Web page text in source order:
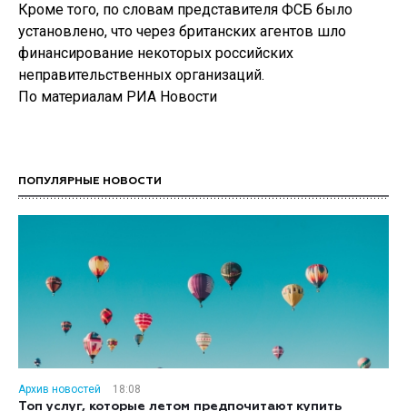
Кроме того, по словам представителя ФСБ было
установлено, что через британских агентов шло
финансирование некоторых российских
неправительственных организаций.
По материалам РИА Новости
ПОПУЛЯРНЫЕ НОВОСТИ
Архив новостей
18:08
Топ услуг, которые летом предпочитают купить